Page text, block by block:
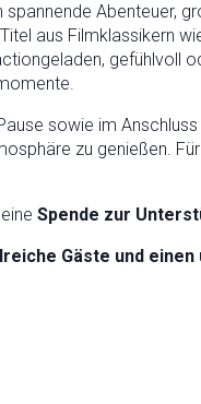
spannende Abenteuer,
aus Filmklassikern
gefühlvoll
sowie im
zu genießen.
Spende zur
Gäste und